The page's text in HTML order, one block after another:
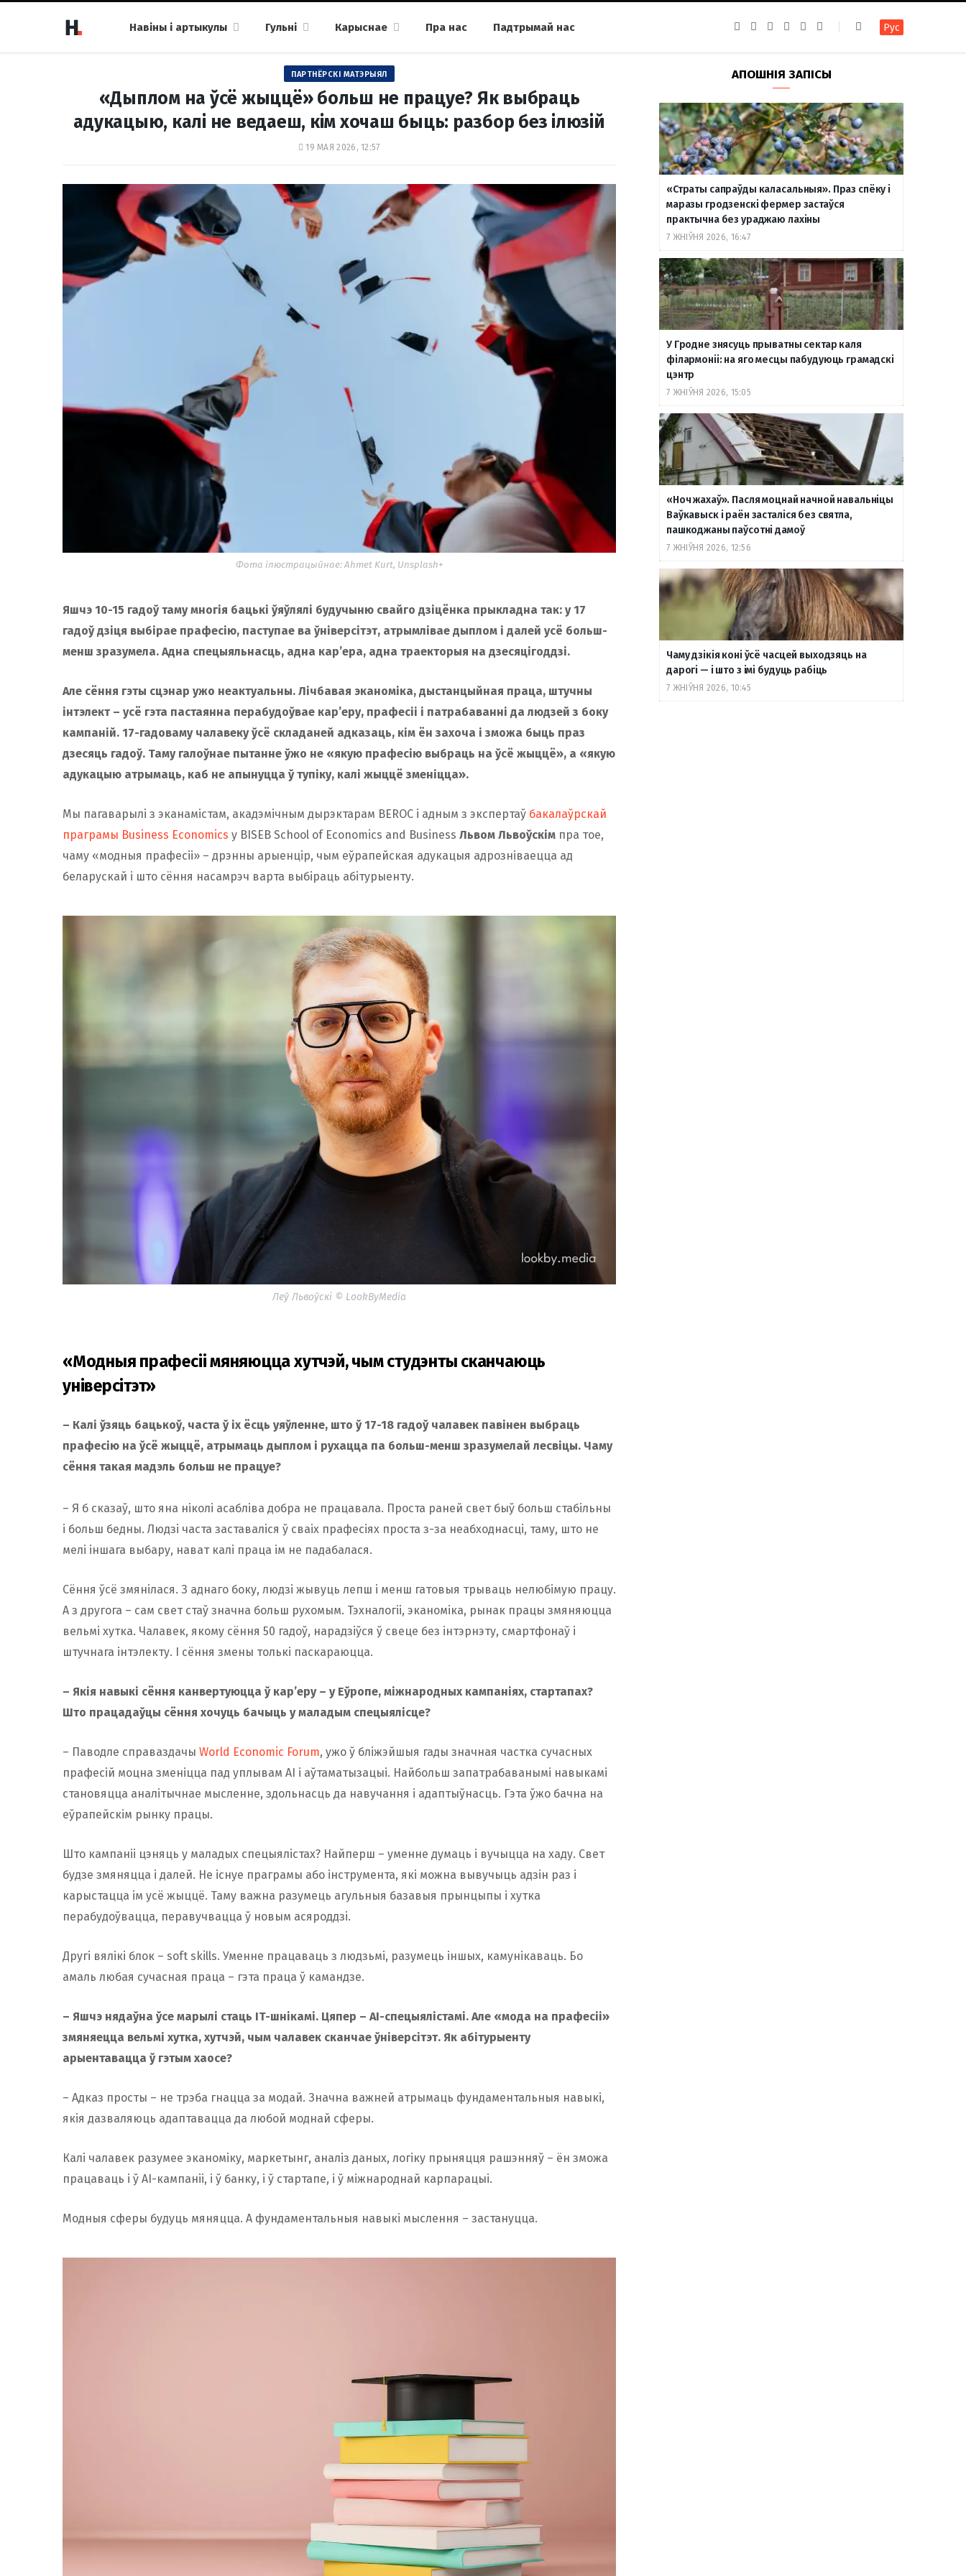
Навіны і артыкулы Гульні Карыснае Пра нас Падтрымай нас
b
o
k
a
g
a
m
g
r
a
m
u
b
т
а
т
е
Рус
ПАРТНЁРСКІ МАТЭРЫЯЛ
«Дыплом на ўсё жыццё» больш не працуе? Як выбраць
адукацыю, калі не ведаеш, кім хочаш быць: разбор без ілюзій
19 МАЯ 2026, 12:57
Фота ілюстрацыйнае: Ahmet Kurt, Unsplash+
Яшчэ 10-15 гадоў таму многія бацькі ўяўлялі будучыню свайго дзіцёнка прыкладна так: у 17
гадоў дзіця выбірае прафесію, паступае ва ўніверсітэт, атрымлівае дыплом і далей усё больш-
менш зразумела. Адна спецыяльнасць, адна кар’ера, адна траекторыя на дзесяцігоддзі.
Але сёння гэты сцэнар ужо неактуальны. Лічбавая эканоміка, дыстанцыйная праца, штучны
інтэлект – усё гэта пастаянна перабудоўвае кар’еру, прафесіі і патрабаванні да людзей з боку
кампаній. 17-гадоваму чалавеку ўсё складаней адказаць, кім ён захоча і зможа быць праз
дзесяць гадоў. Таму галоўнае пытанне ўжо не «якую прафесію выбраць на ўсё жыццё», а «якую
адукацыю атрымаць, каб не апынуцца ў тупіку, калі жыццё зменіцца».
Мы пагаварылі з эканамістам, акадэмічным дырэктарам BEROC і адным з экспертаў бакалаўрскай
праграмы Business Economics у BISEB School of Economics and Business Львом Львоўскім пра тое,
чаму «модныя прафесіі» – дрэнны арыенцір, чым еўрапейская адукацыя адрозніваецца ад
беларускай і што сёння насамрэч варта выбіраць абітурыенту.
Леў Львоўскі © LookByMedia
«Модныя прафесіі мяняюцца хутчэй, чым студэнты сканчаюць
універсітэт»
– Калі ўзяць бацькоў, часта ў іх ёсць уяўленне, што ў 17-18 гадоў чалавек павінен выбраць
прафесію на ўсё жыццё, атрымаць дыплом і рухацца па больш-менш зразумелай лесвіцы. Чаму
сёння такая мадэль больш не працуе?
– Я б сказаў, што яна ніколі асабліва добра не працавала. Проста раней свет быў больш стабільны
і больш бедны. Людзі часта заставаліся ў сваіх прафесіях проста з-за неабходнасці, таму, што не
мелі іншага выбару, нават калі праца ім не падабалася.
Сёння ўсё змянілася. З аднаго боку, людзі жывуць лепш і менш гатовыя трываць нелюбімую працу.
А з другога – сам свет стаў значна больш рухомым. Тэхналогіі, эканоміка, рынак працы змяняюцца
вельмі хутка. Чалавек, якому сёння 50 гадоў, нарадзіўся ў свеце без інтэрнэту, смартфонаў і
штучнага інтэлекту. І сёння змены толькі паскараюцца.
– Якія навыкі сёння канвертуюцца ў кар’еру – у Еўропе, міжнародных кампаніях, стартапах?
Што працадаўцы сёння хочуць бачыць у маладым спецыялісце?
– Паводле справаздачы World Economic Forum, ужо ў бліжэйшыя гады значная частка сучасных
прафесій моцна зменіцца пад уплывам AI і аўтаматызацыі. Найбольш запатрабаванымі навыкамі
становяцца аналітычнае мысленне, здольнасць да навучання і адаптыўнасць. Гэта ўжо бачна на
еўрапейскім рынку працы.
Што кампаніі цэняць у маладых спецыялістах? Найперш – уменне думаць і вучыцца на хаду. Свет
будзе змяняцца і далей. Не існуе праграмы або інструмента, які можна вывучыць адзін раз і
карыстацца ім усё жыццё. Таму важна разумець агульныя базавыя прынцыпы і хутка
перабудоўвацца, перавучвацца ў новым асяроддзі.
Другі вялікі блок – soft skills. Уменне працаваць з людзьмі, разумець іншых, камунікаваць. Бо
амаль любая сучасная праца – гэта праца ў камандзе.
– Яшчэ нядаўна ўсе марылі стаць IT-шнікамі. Цяпер – AI-спецыялістамі. Але «мода на прафесіі»
змяняецца вельмі хутка, хутчэй, чым чалавек сканчае ўніверсітэт. Як абітурыенту
арыентавацца ў гэтым хаосе?
– Адказ просты – не трэба гнацца за модай. Значна важней атрымаць фундаментальныя навыкі,
якія дазваляюць адаптавацца да любой моднай сферы.
Калі чалавек разумее эканоміку, маркетынг, аналіз даных, логіку прыняцця рашэнняў – ён зможа
працаваць і ў AI-кампаніі, і ў банку, і ў стартапе, і ў міжнароднай карпарацыі.
Модныя сферы будуць мяняцца. А фундаментальныя навыкі мыслення – застануцца.
АПОШНІЯ ЗАПІСЫ
«Страты сапраўды каласальныя». Праз спёку і
маразы гродзенскі фермер застаўся
практычна без ураджаю лахіны
7 ЖНІЎНЯ 2026, 16:47
У Гродне знясуць прыватны сектар каля
філармоніі: на яго месцы пабудуюць грамадскі
цэнтр
7 ЖНІЎНЯ 2026, 15:05
«Ноч жахаў». Пасля моцнай начной навальніцы
Ваўкавыск і раён засталіся без святла,
пашкоджаны паўсотні дамоў
7 ЖНІЎНЯ 2026, 12:56
Чаму дзікія коні ўсё часцей выходзяць на
дарогі — і што з імі будуць рабіць
7 ЖНІЎНЯ 2026, 10:45